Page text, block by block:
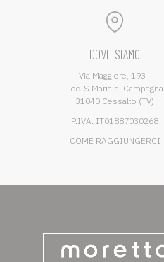
DOVE SIAMO
Via Maggiore, 193
Loc. S.Maria di Campagna
31040 Cessalto (TV)
P.IVA: IT01887030268
COME RAGGIUNGERCI